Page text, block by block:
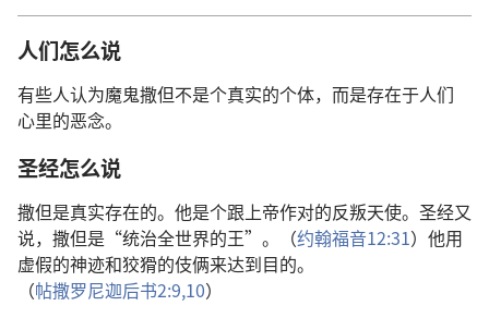
人们怎么说
有些人认为魔鬼撒但不是个真实的个体， 而是存在于人们
心里的恶念。
圣经怎么说
撒但是真实存在的。 他是个跟 上帝作对的反叛天使。 圣经又
说， 撒但是 “统治全世界的王”。（约翰福音12:31） 他用
虚假的神迹和狡猾的伎俩来达到目的。
（帖撒罗尼迦后书2:9,10）